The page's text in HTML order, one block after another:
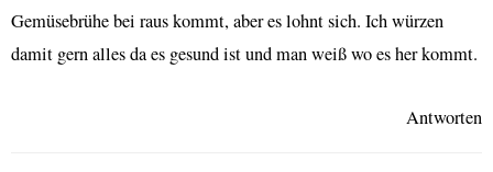
Gemüsebrühe bei raus kommt, aber es lohnt sich. Ich würzen
damit gern alles da es gesund ist und man weiß wo es her kommt.
Antworten